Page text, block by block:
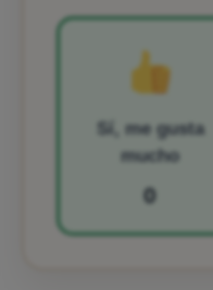
Sí, me gusta
mucho
0